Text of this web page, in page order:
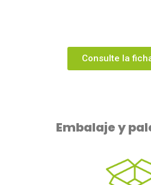
Consulte la
Embalaje y